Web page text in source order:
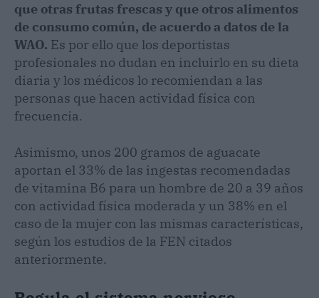
que otras frutas frescas y que otros alimentos
de consumo común, de acuerdo a datos de la
WAO. Es por ello que los deportistas
profesionales no dudan en incluirlo en su dieta
diaria y los médicos lo recomiendan a las
personas que hacen actividad física con
frecuencia.
Asimismo, unos 200 gramos de aguacate
aportan el 33% de las ingestas recomendadas
de vitamina B6 para un hombre de 20 a 39 años
con actividad física moderada y un 38% en el
caso de la mujer con las mismas características,
según los estudios de la FEN citados
anteriormente.